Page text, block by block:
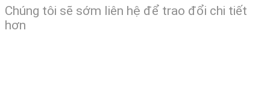
Chúng tôi sẽ sớm liên hệ để trao đổi chi tiết
hơn